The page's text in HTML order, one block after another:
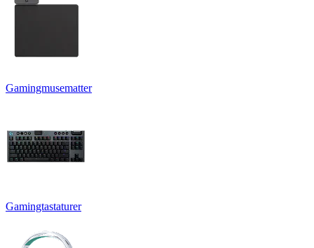
Gamingmusematter
Gamingtastaturer